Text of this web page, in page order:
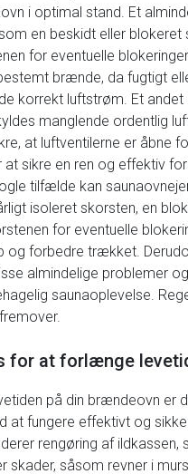
i optimal stand. Et
en beskidt eller
for eventuelle
brænde, da fugtigt
korrekt luftstrøm. Et
manglende ordentlig
at luftventilerne er åbne
sikre en ren og effektiv
tilfælde kan
isoleret skorsten, en
for eventuelle
og forbedre trækket.
almindelige problemer
saunaoplevelse.
for at forlænge
på din brændeovn er
fungere effektivt og
rengøring af
skader, såsom revner i